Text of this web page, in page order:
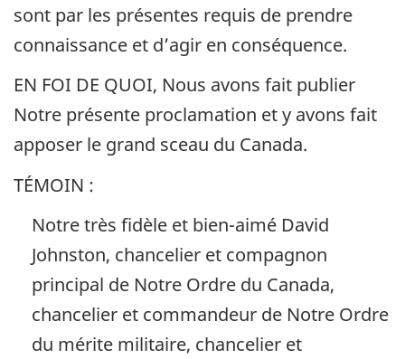
sont par les présentes requis de prendre
connaissance et d’agir en conséquence.
EN FOI DE QUOI, Nous avons fait publier
Notre présente proclamation et y avons fait
apposer le grand sceau du Canada.
TÉMOIN :
Notre très fidèle et bien-aimé David
Johnston, chancelier et compagnon
principal de Notre Ordre du Canada,
chancelier et commandeur de Notre Ordre
du mérite militaire, chancelier et